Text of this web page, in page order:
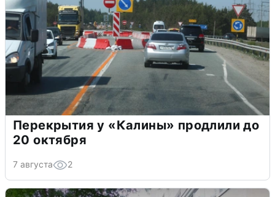
Перекрытия у «Калины» продлили до
20 октября
7 августа 2